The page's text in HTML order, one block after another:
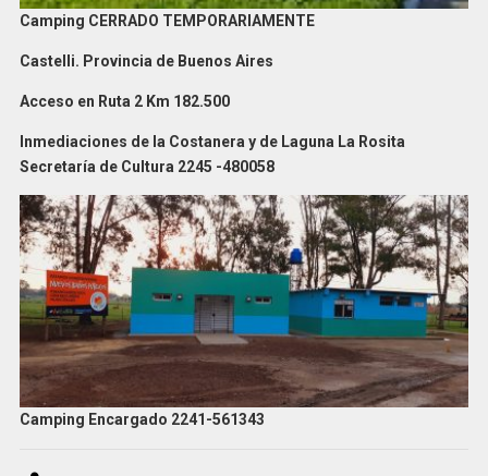
Camping CERRADO TEMPORARIAMENTE
Castelli. Provincia de Buenos Aires
Acceso en Ruta 2 Km 182.500
Inmediaciones de la Costanera y de Laguna La Rosita
Secretaría de Cultura 2245 -480058
Camping Encargado 2241-561343